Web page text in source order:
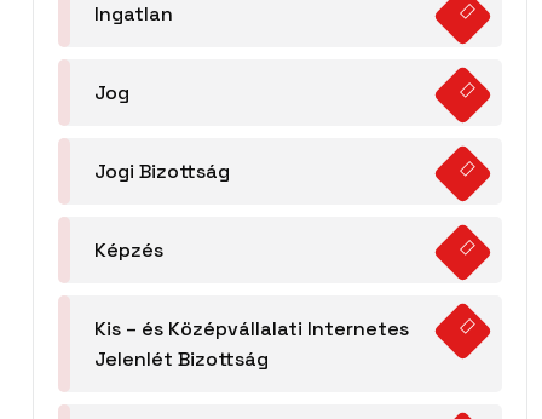
Ingatlan
Jog
Jogi Bizottság
Képzés
Kis – és Középvállalati Internetes
Jelenlét Bizottság